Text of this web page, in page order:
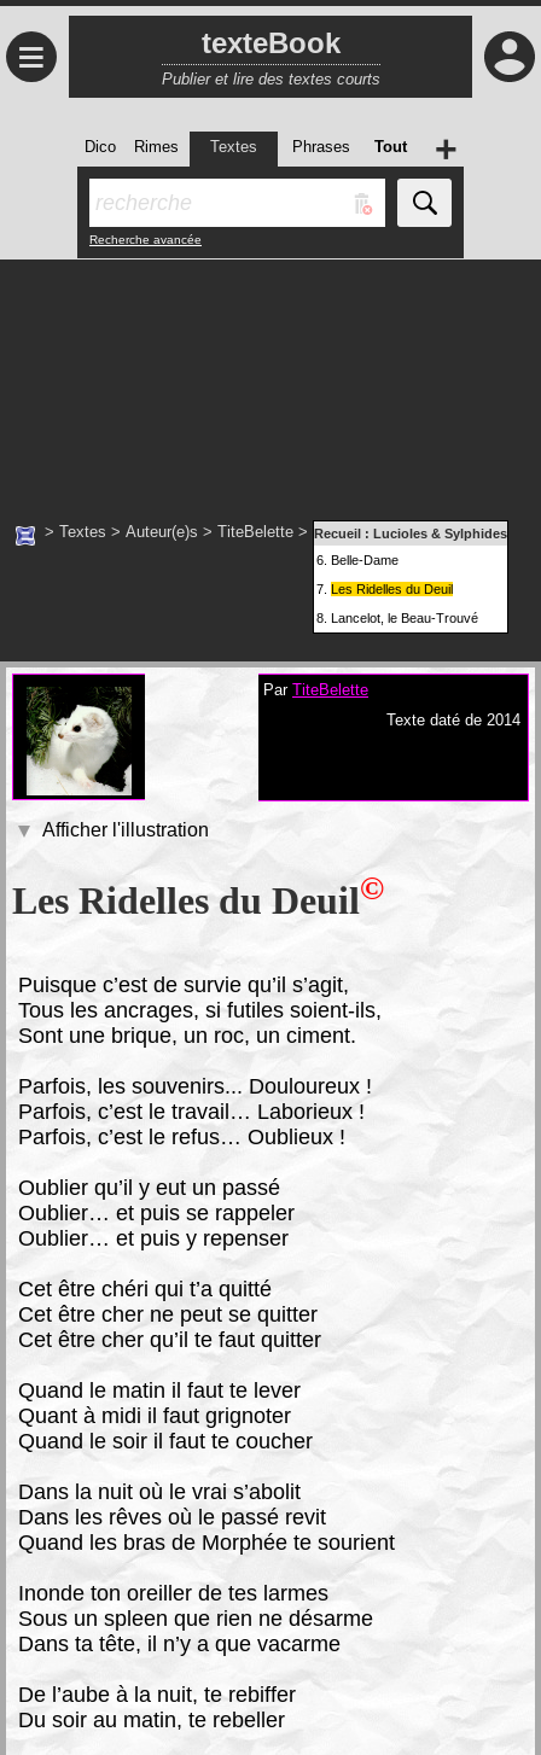
≡ texteBook
Publier et lire des textes courts
Dico Rimes Textes Phrases Tout
Recherche avancée
+
> Textes > Auteur(e)s > TiteBelette > Recueil : Lucioles & Sylphides
6. Belle-Dame
7. Les Ridelles du Deuil
8. Lancelot, le Beau-Trouvé
Par TiteBelette
Texte daté de 2014
Afficher l'illustration
Les Ridelles du Deuil©
Puisque c’est de survie qu’il s’agit,
Tous les ancrages, si futiles soient-ils,
Sont une brique, un roc, un ciment.
Parfois, les souvenirs... Douloureux !
Parfois, c’est le travail… Laborieux !
Parfois, c’est le refus… Oublieux !
Oublier qu’il y eut un passé
Oublier… et puis se rappeler
Oublier… et puis y repenser
Cet être chéri qui t’a quitté
Cet être cher ne peut se quitter
Cet être cher qu’il te faut quitter
Quand le matin il faut te lever
Quant à midi il faut grignoter
Quand le soir il faut te coucher
Dans la nuit où le vrai s’abolit
Dans les rêves où le passé revit
Quand les bras de Morphée te sourient
Inonde ton oreiller de tes larmes
Sous un spleen que rien ne désarme
Dans ta tête, il n’y a que vacarme
De l’aube à la nuit, te rebiffer
Du soir au matin, te rebeller